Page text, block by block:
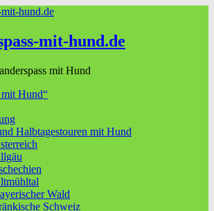
mit-hund.de
mit Hund
mit Hund“
Halbtagestouren mit Hund
Wald
Schweiz